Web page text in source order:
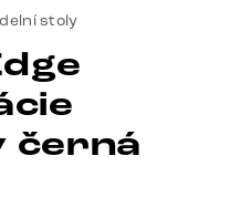
stoly
černá